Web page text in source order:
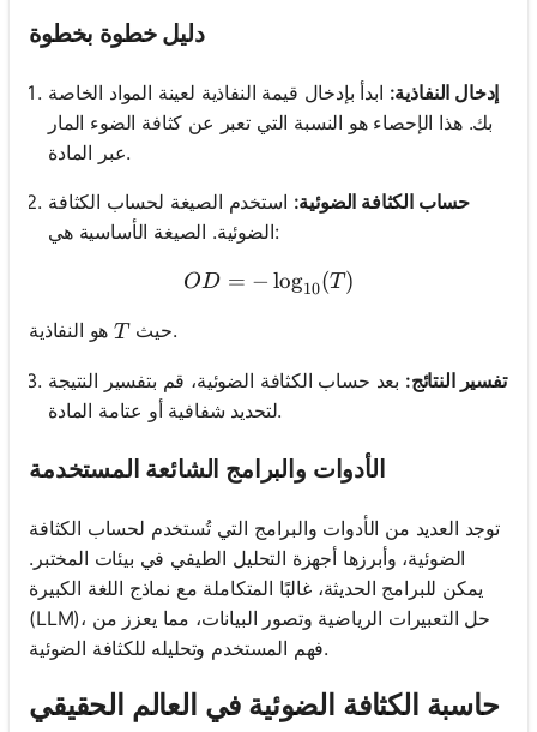
دليل خطوة بخطوة
إدخال النفاذية: ابدأ بإدخال قيمة النفاذية لعينة المواد الخاصة
بك. هذا الإحصاء هو النسبة التي تعبر عن كثافة الضوء المار
عبر المادة.
حساب الكثافة الضوئية: استخدم الصيغة لحساب الكثافة
الضوئية. الصيغة الأساسية هي:
OD = -\log_{10}(T)
OD = − log10(T )
حيثT
T هو النفاذية.
تفسير النتائج: بعد حساب الكثافة الضوئية، قم بتفسير النتيجة
لتحديد شفافية أو عتامة المادة.
الأدوات والبرامج الشائعة المستخدمة
توجد العديد من الأدوات والبرامج التي تُستخدم لحساب الكثافة
الضوئية، وأبرزها أجهزة التحليل الطيفي في بيئات المختبر.
يمكن للبرامج الحديثة، غالبًا المتكاملة مع نماذج اللغة الكبيرة
(LLM)، حل التعبيرات الرياضية وتصور البيانات، مما يعزز من
فهم المستخدم وتحليله للكثافة الضوئية.
حاسبة الكثافة الضوئية في العالم الحقيقي